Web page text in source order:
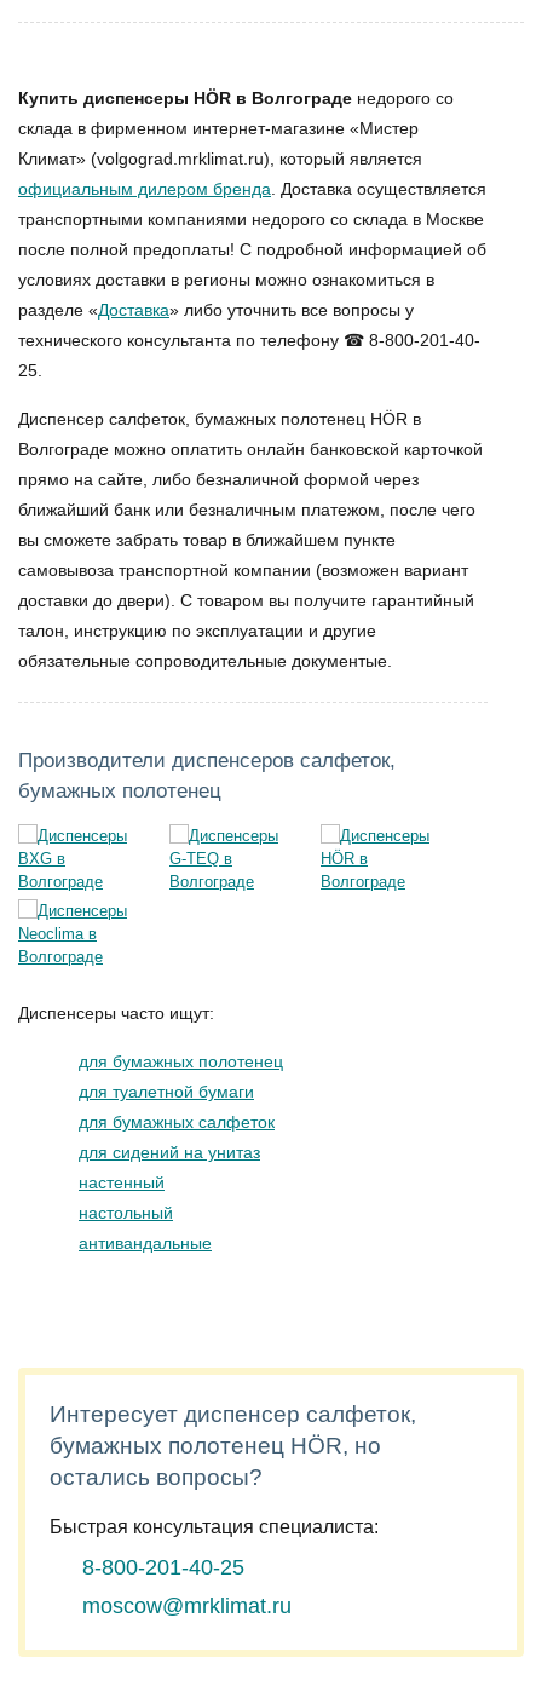
Купить диспенсеры HÖR в Волгограде недорого со
склада в фирменном интернет-магазине «Мистер
Климат» (volgograd.mrklimat.ru), который является
официальным дилером бренда . Доставка осуществляется
транспортными компаниями недорого со склада в Москве
после полной предоплаты! С подробной информацией об
условиях доставки в регионы можно ознакомиться в
разделе «Доставка» либо уточнить все вопросы у
технического консультанта по телефону ☎ 8-800-201-40-
25.
Диспенсер салфеток, бумажных полотенец HÖR в
Волгограде можно оплатить онлайн банковской карточкой
прямо на сайте, либо безналичной формой через
ближайший банк или безналичным платежом, после чего
вы сможете забрать товар в ближайшем пункте
самовывоза транспортной компании (возможен вариант
доставки до двери). С товаром вы получите гарантийный
талон, инструкцию по эксплуатации и другие
обязательные сопроводительные документые.
Производители диспенсеров салфеток,
бумажных полотенец
Диспенсеры часто ищут:
для бумажных полотенец
для туалетной бумаги
для бумажных салфеток
для сидений на унитаз
настенный
настольный
антивандальные
Интересует диспенсер салфеток,
бумажных полотенец HÖR, но
остались вопросы?
Быстрая консультация специалиста:
8-800-201-40-25
moscow@mrklimat.ru